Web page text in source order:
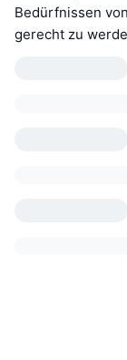
Bedürfnissen
gerecht zu